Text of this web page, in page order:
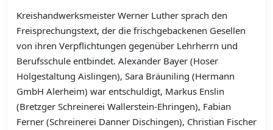
Kreishandwerksmeister Werner Luther sprach den
Freisprechungstext, der die frischgebackenen Gesellen
von ihren Verpflichtungen gegenüber Lehrherrn und
Berufsschule entbindet. Alexander Bayer (Hoser
Holgestaltung Aislingen), Sara Bräuniling (Hermann
GmbH Alerheim) war entschuldigt, Markus Enslin
(Bretzger Schreinerei Wallerstein-Ehringen), Fabian
Ferner (Schreinerei Danner Dischingen), Christian Fischer